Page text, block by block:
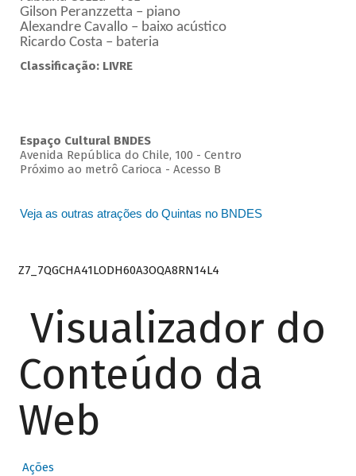
Gilson Peranzzetta – piano
Alexandre Cavallo – baixo acústico
Ricardo Costa – bateria
Classificação: LIVRE
Espaço Cultural BNDES
Avenida República do Chile, 100 - Centro
Próximo ao metrô Carioca - Acesso B
Veja as outras atrações do Quintas no BNDES
Z7_7QGCHA41LODH60A3OQA8RN14L4
Visualizador do
Conteúdo da
Web
Ações